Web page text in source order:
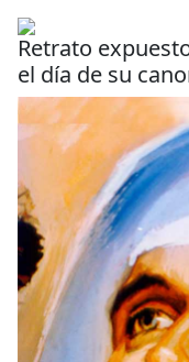
Retrato
el día de su